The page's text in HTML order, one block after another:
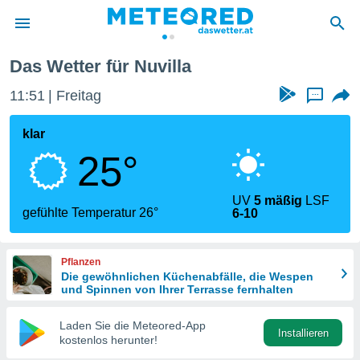
wurde
dass
sind.
diese
Das Wetter für Nuvilla
11:51 Freitag ...
klar
25°
gefühlte Temperatur 26°
UV5 mäßig LSF
6-10
Pflanzen
Die gewöhnlichen Küchenabfälle, die Wespen
und Spinnen von Ihrer Terrasse fernhalten
Laden Sie die Meteored-App
kostenlos herunter!
Installieren